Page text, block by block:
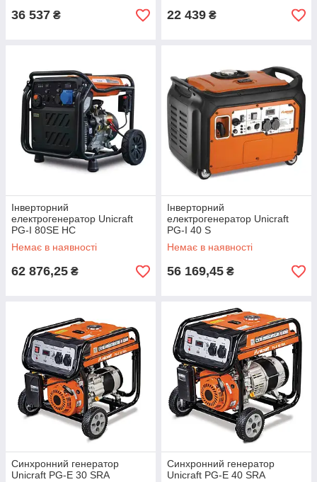
36 537 ₴ 22 439 ₴
Інверторний
електрогенератор Unicraft
PG-I 80SE HC
Немає в наявності
62 876,25 ₴
Інверторний
електрогенератор Unicraft
PG-I 40 S
Немає в наявності
56 169,45 ₴
Синхронний генератор
Unicraft PG-E 30 SRA
Синхронний генератор
Unicraft PG-E 40 SRA